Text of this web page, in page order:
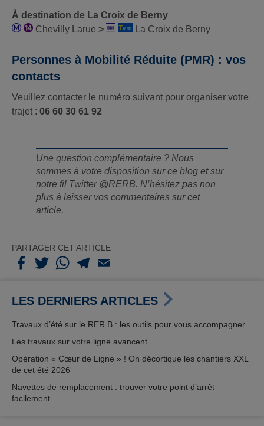
À destination de La Croix de Berny
Chevilly Larue > La Croix de Berny
Personnes à Mobilité Réduite (PMR) : vos
contacts
Veuillez contacter le numéro suivant pour organiser votre
trajet : 06 60 30 61 92
Une question complémentaire ? Nous
sommes à votre disposition sur ce blog et sur
notre fil Twitter @RERB. N’hésitez pas non
plus à laisser vos commentaires sur cet
article.
PARTAGER CET ARTICLE
LES DERNIERS ARTICLES
Travaux d’été sur le RER B : les outils pour vous accompagner
Les travaux sur votre ligne avancent
Opération « Cœur de Ligne » ! On décortique les chantiers XXL
de cet été 2026
Navettes de remplacement : trouver votre point d’arrêt
facilement